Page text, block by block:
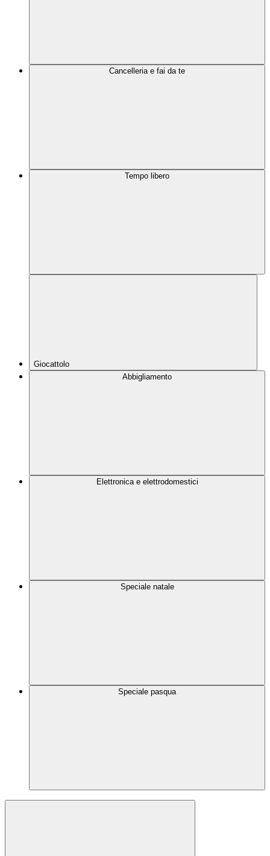
Cancelleria e fai da te
Tempo libero
Giocattolo
Abbigliamento
Elettronica e elettrodomestici
Speciale natale
Speciale pasqua